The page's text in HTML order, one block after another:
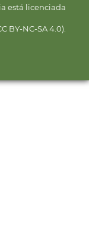
está licenciada
BY-NC-SA 4.0).